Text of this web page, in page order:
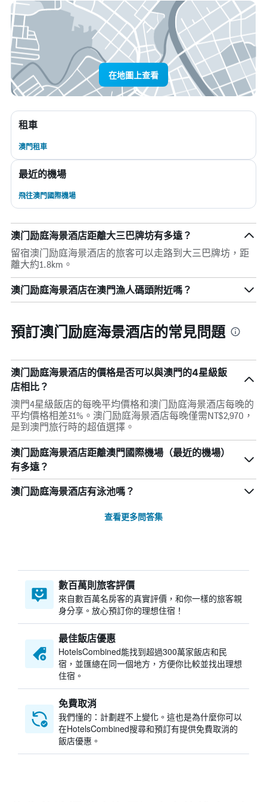
在地圖上查看
租車
澳門租車
最近的機場
飛往澳門國際機場
澳门励庭海景酒店距離大三巴牌坊有多遠？
留宿澳门励庭海景酒店的旅客可以走路到大三巴牌坊，距
離大約1.8km。
澳门励庭海景酒店在澳門漁人碼頭附近嗎？
預訂澳门励庭海景酒店的常見問題
澳门励庭海景酒店的價格是否可以與澳門的4星級飯
店相比？
澳門4星級飯店的每晚平均價格和澳门励庭海景酒店每晚的
平均價格相差31%。澳门励庭海景酒店每晚僅需NT$2,970，
是到澳門旅行時的超值選擇。
澳门励庭海景酒店距離澳門國際機場（最近的機場）
有多遠？
澳门励庭海景酒店有泳池嗎？
查看更多問答集
數百萬則旅客評價
來自數百萬名房客的真實評價，和你一樣的旅客親
身分享。放心預訂你的理想住宿！
最佳飯店優惠
HotelsCombined​能找到超過300萬家飯店和民
宿，並匯總在同一個地方，方便你比較並找出理想
住宿。
免費取消
我們懂的：計劃趕不上變化。這也是為什麼你可以
在HotelsCombined搜尋和預訂有提供免費取消的
飯店優惠。